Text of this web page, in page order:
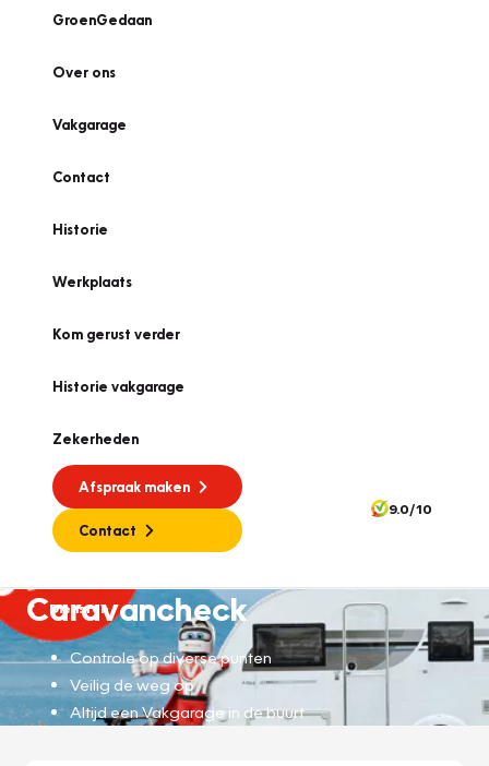
GroenGedaan
Over ons
Vakgarage
Contact
Historie
Werkplaats
Kom gerust verder
Historie vakgarage
Zekerheden
Afspraak maken
Contact
9.0/10
Diensten
Caravancheck
Controle op diverse punten
Veilig de weg op
Altijd een Vakgarage in de buurt